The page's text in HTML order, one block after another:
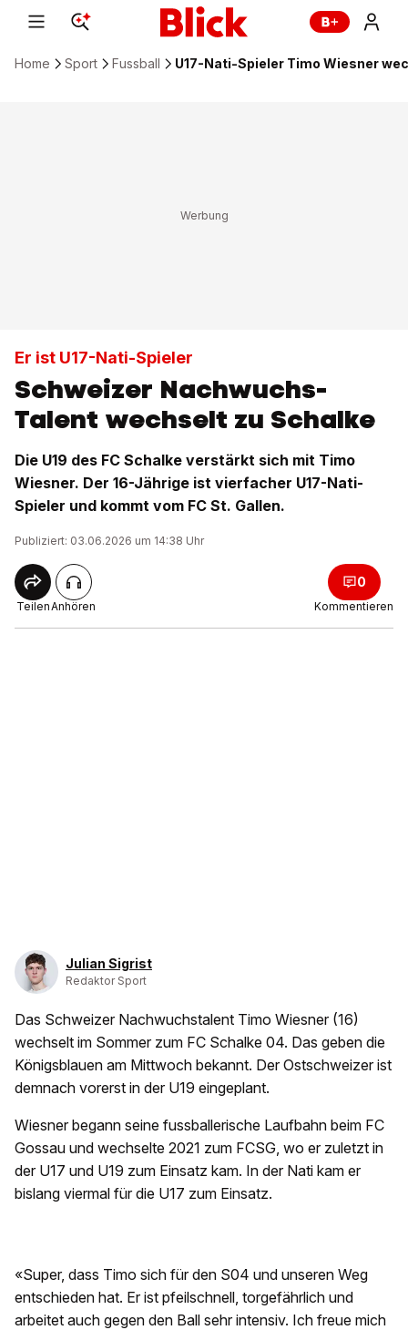
Home Sport Fussball U17-Nati-Spieler Timo Wiesner
Er ist U17-Nati-Spieler
Schweizer Nachwuchs-
Talent wechselt zu Schalke
Die U19 des FC Schalke verstärkt sich mit Timo
Wiesner. Der 16-Jährige ist vierfacher U17-Nati-
Spieler und kommt vom FC St. Gallen.
Publiziert: 03.06.2026 um 14:38 Uhr
TeilenAnhören
0
Kommentieren
Julian Sigrist
Redaktor Sport
Das Schweizer Nachwuchstalent Timo Wiesner (16)
wechselt im Sommer zum FC Schalke 04. Das geben die
Königsblauen am Mittwoch bekannt. Der Ostschweizer ist
demnach vorerst in der U19 eingeplant.
Wiesner begann seine fussballerische Laufbahn beim FC
Gossau und wechselte 2021 zum FCSG, wo er zuletzt in
der U17 und U19 zum Einsatz kam. In der Nati kam er
bislang viermal für die U17 zum Einsatz.
«Super, dass Timo sich für den S04 und unseren Weg
entschieden hat. Er ist pfeilschnell, torgefährlich und
arbeitet auch gegen den Ball sehr intensiv. Ich freue mich